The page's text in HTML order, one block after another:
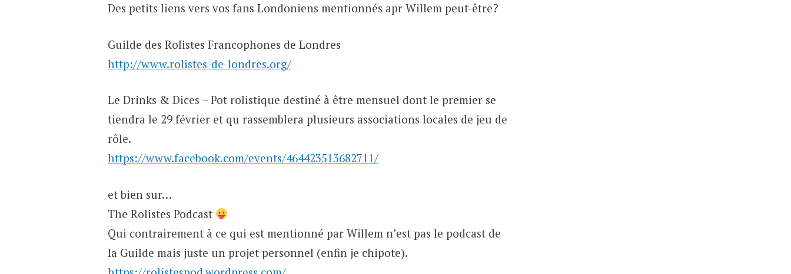
Des petits liens vers vos fans Londoniens mentionnés apr Willem peut-être?
Guilde des Rolistes Francophones de Londres
http://www.rolistes-de-londres.org/
Le Drinks & Dices – Pot rolistique destiné à être mensuel dont le premier se
tiendra le 29 février et qu rassemblera plusieurs associations locales de jeu de
rôle.
https://www.facebook.com/events/464423513682711/
et bien sur…
The Rolistes Podcast
Qui contrairement à ce qui est mentionné par Willem n’est pas le podcast de
la Guilde mais juste un projet personnel (enfin je chipote).